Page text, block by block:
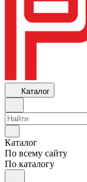
Каталог
Каталог
По всему сайту
По каталогу